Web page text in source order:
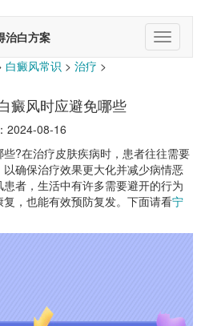
治白方案
切
换
白癜风常识 > 治疗 >
癜风时应避免哪些
2024-08-16
?在治疗皮肤疾病时，患者往往需要
确保治疗效果更大化并减少病情恶
者，生活中有许多需要避开的行为
，也能有效预防复发。下面请看宁